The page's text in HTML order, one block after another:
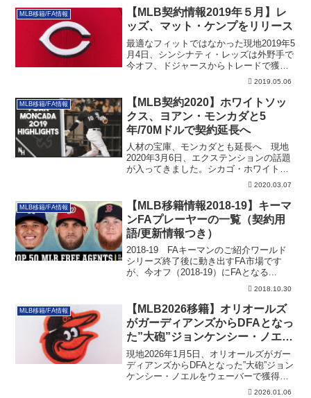
MLB移籍/FA情報
【MLB契約情報2019年５月】レ
ッズ、マット・ケンプをリリース
最適なフィットではなかった現地2019年5
月4日、シンシナティ・レッズは外野手で
今オフ、ドジャースからトレードで獲得
2019.05.06
MLB移籍/FA情報
【MLB契約2020】ホワイトソッ
クス、ヨアン・モンカダと5
年/70Mドルで契約延長へ
人材の宝庫、モンカダとも延長へ 現地
2020年3月6日、エクステンションの話題
が入ってきました。シカゴ・ホワイトソ
2020.03.07
MLB移籍/FA情報
【MLB移籍情報2018-19】キーマ
ンFAプレーヤーの一覧（契約用
語/更新情報つき）
2018-19 FAキーマンのご紹介ワールド
シリーズ終了後に動き出すFA市場です
が、今オフ（2018-19）にFAとなる...
2018.10.30
MLB移籍/FA情報
【MLB2026移籍】オリオールズ
がガーディアンズからDFAとなっ
た”大砲”ジョンケンシー・ノエル
を獲得
現地2026年1月5日、オリオールズがガー
ディアンズからDFAとなった”大砲”ジョン
ケンシー・ノエルをウェーバーで獲得し
2026.01.06